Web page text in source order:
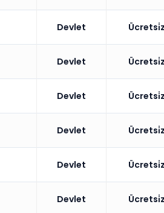
Devlet Ücretsi̇z
Devlet Ücretsi̇z
Devlet Ücretsi̇z
Devlet Ücretsi̇z
Devlet Ücretsi̇z
Devlet Ücretsi̇z